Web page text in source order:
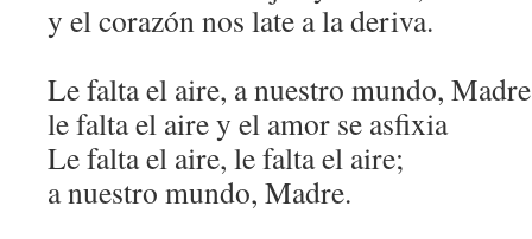
y el corazón nos late a la deriva.
Le falta el aire, a nuestro mundo, Madre
le falta el aire y el amor se asfixia
Le falta el aire, le falta el aire;
a nuestro mundo, Madre.